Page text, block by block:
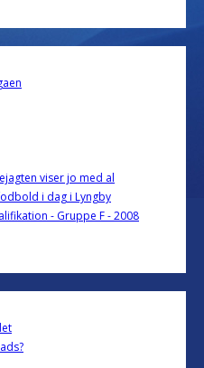
viser jo med al
i dag i Lyngby
- Gruppe F - 2008